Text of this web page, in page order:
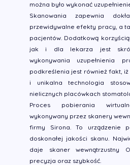
można było wykonać
Skanowania zapewnia
przewidywalne efekty pracy, a
pacjentów. Dodatkową
jak i dla lekarza jest
wykonywania uzupełnienia
podkreślenia jest również fakt,
i unikalna technologia
nielicznych placówkach
Proces pobierania
wykonywany przez skanery
firmy Sirona. To urządzenie
doskonałej jakości skanu.
daje skaner wewnątrzustny
precyzja oraz szybkość.